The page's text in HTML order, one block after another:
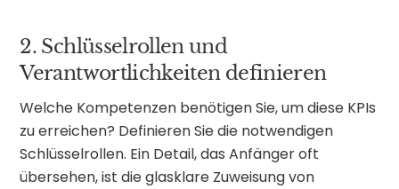
2. Schlüsselrollen und
Verantwortlichkeiten definieren
Welche Kompetenzen benötigen Sie, um diese KPIs
zu erreichen? Definieren Sie die notwendigen
Schlüsselrollen. Ein Detail, das Anfänger oft
übersehen, ist die glasklare Zuweisung von